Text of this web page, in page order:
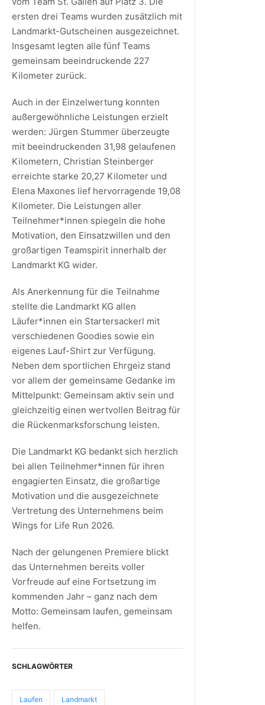
ersten drei Teams wurden zusätzlich mit
Landmarkt-Gutscheinen ausgezeichnet.
Insgesamt legten alle fünf Teams
gemeinsam beeindruckende 227
Kilometer zurück.
Auch in der Einzelwertung konnten
außergewöhnliche Leistungen erzielt
werden: Jürgen Stummer überzeugte
mit beeindruckenden 31,98 gelaufenen
Kilometern, Christian Steinberger
erreichte starke 20,27 Kilometer und
Elena Maxones lief hervorragende 19,08
Kilometer. Die Leistungen aller
Teilnehmer*innen spiegeln die hohe
Motivation, den Einsatzwillen und den
großartigen Teamspirit innerhalb der
Landmarkt KG wider.
Als Anerkennung für die Teilnahme
stellte die Landmarkt KG allen
Läufer*innen ein Startersackerl mit
verschiedenen Goodies sowie ein
eigenes Lauf-Shirt zur Verfügung.
Neben dem sportlichen Ehrgeiz stand
vor allem der gemeinsame Gedanke im
Mittelpunkt: Gemeinsam aktiv sein und
gleichzeitig einen wertvollen Beitrag für
die Rückenmarksforschung leisten.
Die Landmarkt KG bedankt sich herzlich
bei allen Teilnehmer*innen für ihren
engagierten Einsatz, die großartige
Motivation und die ausgezeichnete
Vertretung des Unternehmens beim
Wings for Life Run 2026.
Nach der gelungenen Premiere blickt
das Unternehmen bereits voller
Vorfreude auf eine Fortsetzung im
kommenden Jahr – ganz nach dem
Motto: Gemeinsam laufen, gemeinsam
helfen.
SCHLAGWÖRTER
Laufen Landmarkt